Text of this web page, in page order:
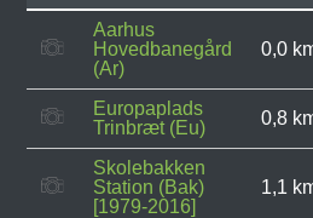
Aarhus
Hovedbanegård
(Ar)
0,0
Europaplads
Trinbræt (Eu)
0,8
Skolebakken
Station (Bak)
[1979-2016]
1,1